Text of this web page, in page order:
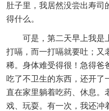
肚子里，我居然没尝出寿
得什么。
可是，第二天早上我是
打嗝，而一打嗝就要吐；又
稀。身体难受得很！急得爸
吃了不卫生的东西，还开了
直在家里躺着吃药、休息。
戏、玩耍。有一次，我还冲